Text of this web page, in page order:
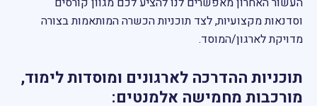
וסדנאות מקצועיות, לצד תוכניות הכשרה המותאמות בצורה
מדויקת לארגון/המוסד.
תוכניות ההדרכה לארגונים ומוסדות לימוד,
מורכבות מחמישה אלמנטים: